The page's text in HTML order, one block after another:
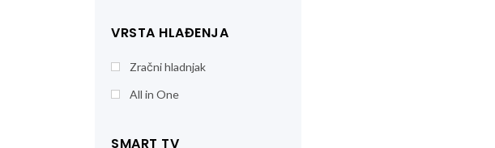
VRSTA HLAĐENJA
Zračni hladnjak
All in One
SMART TV